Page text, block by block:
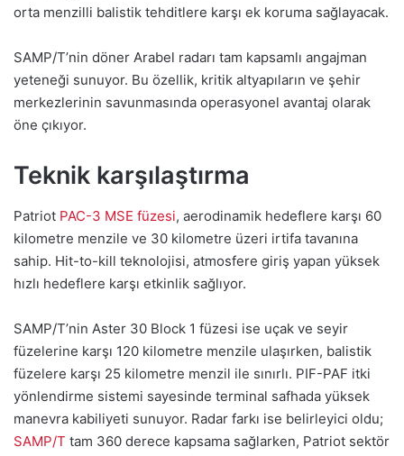
orta menzilli balistik tehditlere karşı ek koruma sağlayacak.
SAMP/T’nin döner Arabel radarı tam kapsamlı angajman
yeteneği sunuyor. Bu özellik, kritik altyapıların ve şehir
merkezlerinin savunmasında operasyonel avantaj olarak
öne çıkıyor.
Teknik karşılaştırma
Patriot PAC-3 MSE füzesi, aerodinamik hedeflere karşı 60
kilometre menzile ve 30 kilometre üzeri irtifa tavanına
sahip. Hit-to-kill teknolojisi, atmosfere giriş yapan yüksek
hızlı hedeflere karşı etkinlik sağlıyor.
SAMP/T’nin Aster 30 Block 1 füzesi ise uçak ve seyir
füzelerine karşı 120 kilometre menzile ulaşırken, balistik
füzelere karşı 25 kilometre menzil ile sınırlı. PIF-PAF itki
yönlendirme sistemi sayesinde terminal safhada yüksek
manevra kabiliyeti sunuyor. Radar farkı ise belirleyici oldu;
SAMP/T tam 360 derece kapsama sağlarken, Patriot sektör